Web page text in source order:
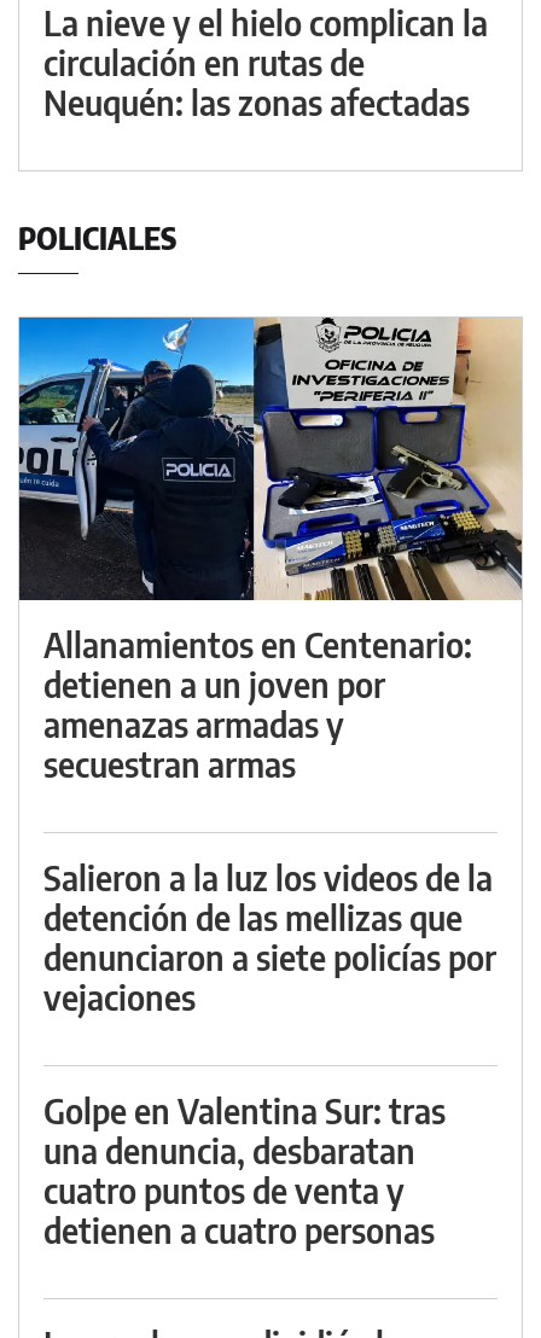
La nieve y el hielo complican la
circulación en rutas de
Neuquén: las zonas afectadas
POLICIALES
Allanamientos en Centenario:
detienen a un joven por
amenazas armadas y
secuestran armas
Salieron a la luz los videos de la
detención de las mellizas que
denunciaron a siete policías por
vejaciones
Golpe en Valentina Sur: tras
una denuncia, desbaratan
cuatro puntos de venta y
detienen a cuatro personas